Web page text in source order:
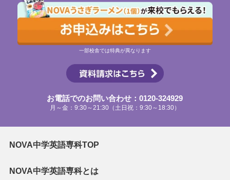
一部校舎では特典が異なります
お電話でのお問い合わせ：0120-324929
月～金：9:30～21:30（土日祝：9:30～18:30）
NOVA中学英語専科TOP
NOVA中学英語専科とは